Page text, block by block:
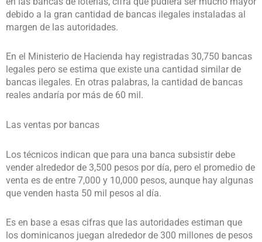
debido a la gran cantidad de bancas ilegales instaladas al
margen de las autoridades.
En el Ministerio de Hacienda hay registradas 30,750 bancas
legales pero se estima que existe una cantidad similar de
bancas ilegales. En otras palabras, la cantidad de bancas
reales andaría por más de 60 mil.
Las ventas por bancas
Los técnicos indican que para una banca subsistir debe
vender alrededor de 3,500 pesos por día, pero el promedio de
venta es de entre 7,000 y 10,000 pesos, aunque hay algunas
que venden hasta 50 mil pesos al día.
Es en base a esas cifras que las autoridades estiman que
los dominicanos juegan alrededor de 300 millones de pesos